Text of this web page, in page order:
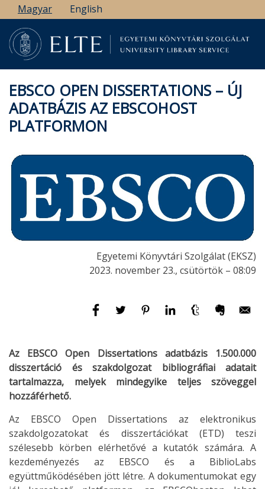
Ugrás
a
tartalomra
Magyar English
EBSCO OPEN DISSERTATIONS – ÚJ
ADATBÁZIS AZ EBSCOHOST
PLATFORMON
Egyetemi Könyvtári Szolgálat (EKSZ)
2023. november 23., csütörtök – 08:09
Az EBSCO Open Dissertations adatbázis 1.500.000
disszertáció és szakdolgozat bibliográfiai adatait
tartalmazza, melyek mindegyike teljes szöveggel
hozzáférhető.
Az EBSCO Open Dissertations az elektronikus
szakdolgozatokat és disszertációkat (ETD) teszi
szélesebb körben elérhetővé a kutatók számára. A
kezdeményezés az EBSCO és a BiblioLabs
együttműködésében jött létre. A dokumentumokat egy